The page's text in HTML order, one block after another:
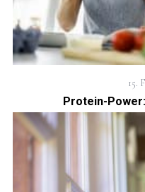
15.
Protein-